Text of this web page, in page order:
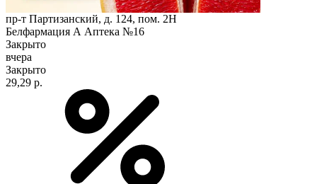
пр-т Партизанский, д. 124, пом. 2Н
Белфармация А Аптека №16
Закрыто
вчера
Закрыто
29,29 р.